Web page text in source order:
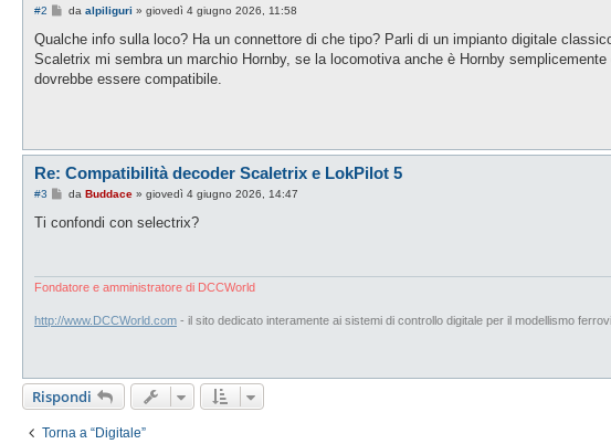
#2
M
s
a
g
da alpiliguri » giovedì 4 giugno 2026, 11:58
Qualche info sulla loco? Ha un connettore di che tipo? Parli di un impianto digitale
Scaletrix mi sembra un marchio Hornby, se la locomotiva anche è Hornby
dovrebbe essere compatibile.
Re: Compatibilità decoder Scaletrix e LokPilot 5
#3
M
s
i
da Buddace» giovedì 4 giugno 2026, 14:47
Ti confondi con selectrix?
Fondatore e amministratore di DCCWorld
http://www.DCCWorld.com - il sito dedicato interamente ai sistemi di controllo digitale per il modellismo
Rispondi
Torna a “Digitale”